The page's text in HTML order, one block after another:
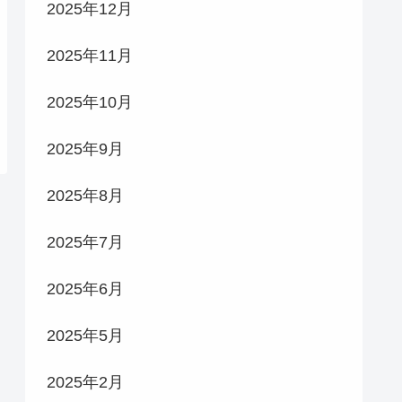
2025年12月
2025年11月
2025年10月
2025年9月
2025年8月
2025年7月
2025年6月
2025年5月
2025年2月